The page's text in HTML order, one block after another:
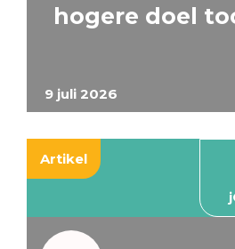
9 juli 2026
hogere doel
Artikel